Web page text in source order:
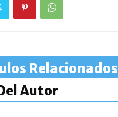
Relacionados
Autor